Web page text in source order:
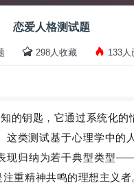
恋爱人格测试题
298人收藏 133人
的钥匙，它通过系统化
这类测试基于心理学中的
现归纳为若干典型类型
重精神共鸣的理想主义者